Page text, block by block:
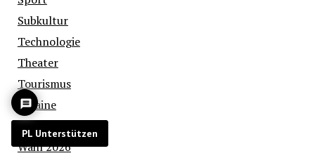
Subkultur
Technologie
Theater
Tourismus
Ukraine
Umwelt
Wahl 2026
PL Unterstützen